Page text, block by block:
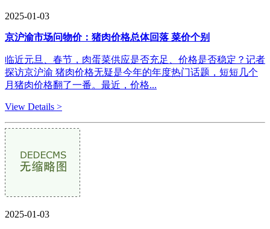
2025-01-03
京沪渝市场问物价：猪肉价格总体回落 菜价个别
临近元旦、春节，肉蛋菜供应是否充足、价格是否稳定？记者
探访京沪渝 猪肉价格无疑是今年的年度热门话题，短短几个
月猪肉价格翻了一番。最近，价格...
View Details >
2025-01-03